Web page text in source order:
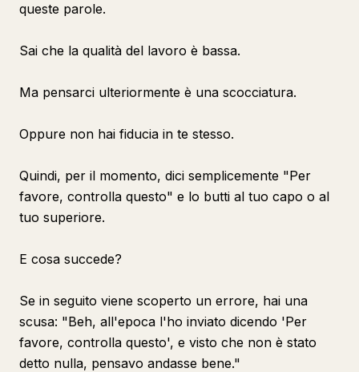
queste parole.
Sai che la qualità del lavoro è bassa.
Ma pensarci ulteriormente è una scocciatura.
Oppure non hai fiducia in te stesso.
Quindi, per il momento, dici semplicemente "Per
favore, controlla questo" e lo butti al tuo capo o al
tuo superiore.
E cosa succede?
Se in seguito viene scoperto un errore, hai una
scusa: "Beh, all'epoca l'ho inviato dicendo 'Per
favore, controlla questo', e visto che non è stato
detto nulla, pensavo andasse bene."